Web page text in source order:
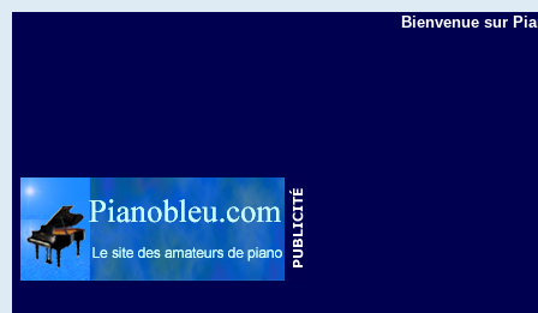
Bienvenue sur